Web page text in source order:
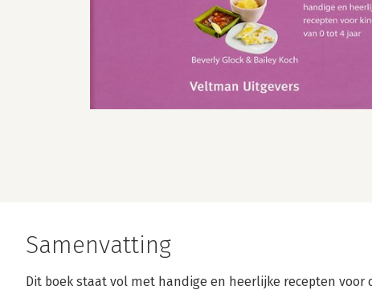
Samenvatting
Dit boek staat vol met handige en heerlijke recepten voor